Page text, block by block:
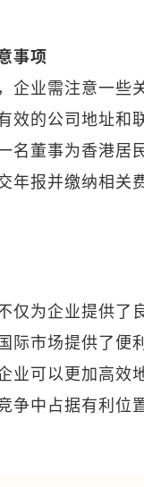
事项
企业需注意一些
效的公司地址和
名董事为香港居
年报并缴纳相关
仅为企业提供了
际市场提供了便
业可以更加高效
争中占据有利位置